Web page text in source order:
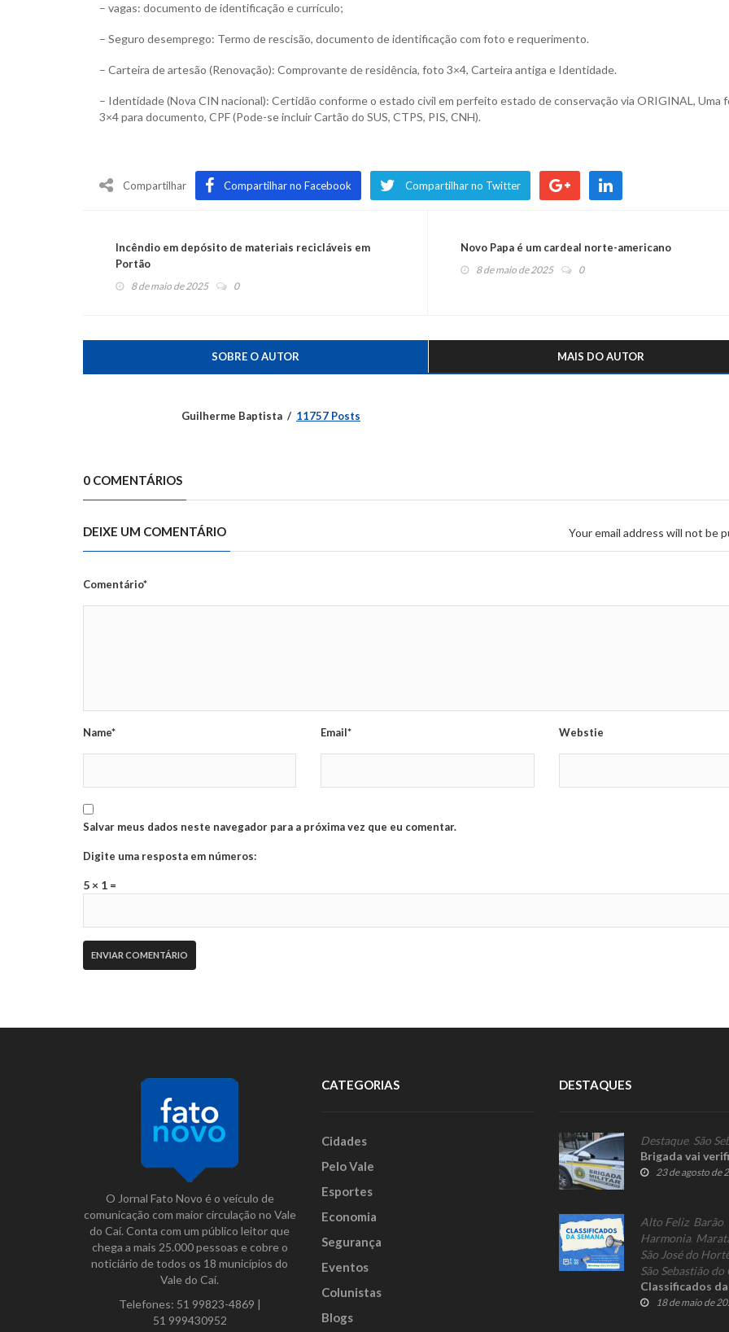
– vagas: documento de identificação e currículo;
– Seguro desemprego: Termo de rescisão, documento de identificação com foto e requerimento.
– Carteira de artesão (Renovação): Comprovante de residência, foto 3×4, Carteira antiga e Identidade.
– Identidade (Nova CIN nacional): Certidão conforme o estado civil em perfeito estado de conservação via ORIGINAL, Uma
3×4 para documento, CPF (Pode-se incluir Cartão do SUS, CTPS, PIS, CNH).
Compartilhar Compartilhar no Facebook Compartilhar no Twitter
Incêndio em depósito de materiais recicláveis em
Portão
8 de maio de 2025 0
Novo Papa é um cardeal norte-americano
8 de maio de 2025 0
SOBRE O AUTOR MAIS DO AUTOR
Guilherme Baptista 11757 Posts
0 COMENTÁRIOS
DEIXE UM COMENTÁRIO Your email address will not be
Comentário*
Name* Email* Webstie
Salvar meus dados neste navegador para a próxima vez que eu comentar.
Digite uma resposta em números:
5 × 1 =
O Jornal Fato Novo é o veículo de
comunicação com maior circulação no Vale
do Caí. Conta com um público leitor que
chega a mais 25.000 pessoas e cobre o
noticiário de todos os 18 municípios do
Vale do Caí.
Telefones: 51 99823-4869 |
51 999430952
CATEGORIAS
Cidades
Pelo Vale
Esportes
Economia
Segurança
Eventos
Colunistas
Blogs
DESTAQUES
Destaque, São
Brigada vai
23 de agosto de
Alto Feliz, Barão
Harmonia,
São José do
São Sebastião do
Classificados
18 de maio de